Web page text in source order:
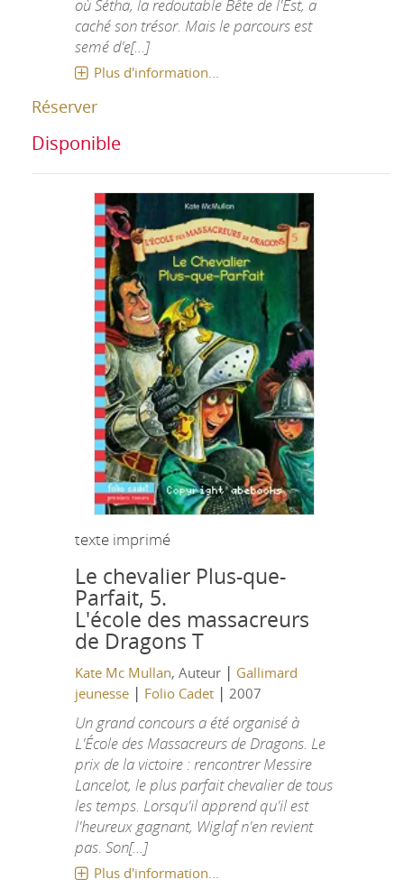
où Sétha, la redoutable Bête de l'Est, a
caché son trésor. Mais le parcours est
semé d'e[...]
Plus d'information...
Réserver
Disponible
texte imprimé
Le chevalier Plus-que-
Parfait, 5.
L'école des massacreurs
de Dragons T
Kate Mc Mullan, Auteur | Gallimard
jeunesse| Folio Cadet| 2007
Un grand concours a été organisé à
L'École des Massacreurs de Dragons. Le
prix de la victoire : rencontrer Messire
Lancelot, le plus parfait chevalier de tous
les temps. Lorsqu'il apprend qu'il est
l'heureux gagnant, Wiglaf n'en revient
pas. Son[...]
Plus d'information...